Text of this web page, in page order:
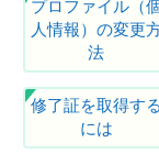
プロファイル（
人情報）の変更
法
修了証を取得する
には